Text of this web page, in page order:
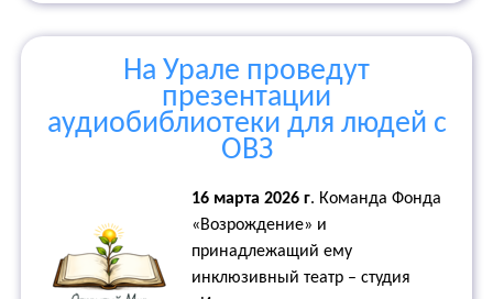
На Урале проведут
презентации
аудиобиблиотеки для людей с
ОВЗ
16 марта 2026 г. Команда Фонда
«Возрождение» и
принадлежащий ему
инклюзивный театр – студия